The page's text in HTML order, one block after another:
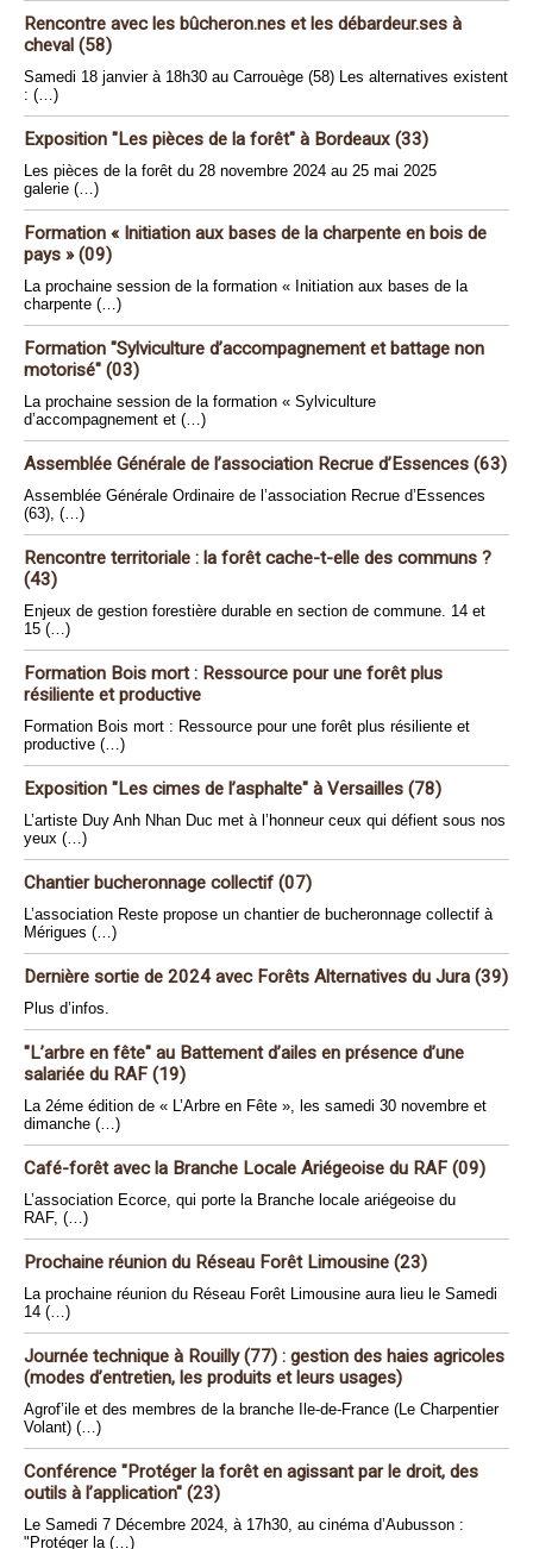
Rencontre avec les bûcheron.nes et les débardeur.ses à
cheval (58)
Samedi 18 janvier à 18h30 au Carrouège (58) Les alternatives existent
: (…)
Exposition "Les pièces de la forêt" à Bordeaux (33)
Les pièces de la forêt du 28 novembre 2024 au 25 mai 2025
galerie (…)
Formation « Initiation aux bases de la charpente en bois de
pays » (09)
La prochaine session de la formation « Initiation aux bases de la
charpente (…)
Formation "Sylviculture d’accompagnement et battage non
motorisé" (03)
La prochaine session de la formation « Sylviculture
d’accompagnement et (…)
Assemblée Générale de l’association Recrue d’Essences (63)
Assemblée Générale Ordinaire de l’association Recrue d’Essences
(63), (…)
Rencontre territoriale : la forêt cache-t-elle des communs ?
(43)
Enjeux de gestion forestière durable en section de commune. 14 et
15 (…)
Formation Bois mort : Ressource pour une forêt plus
résiliente et productive
Formation Bois mort : Ressource pour une forêt plus résiliente et
productive (…)
Exposition "Les cimes de l’asphalte" à Versailles (78)
L’artiste Duy Anh Nhan Duc met à l’honneur ceux qui défient sous nos
yeux (…)
Chantier bucheronnage collectif (07)
L’association Reste propose un chantier de bucheronnage collectif à
Mérigues (…)
Dernière sortie de 2024 avec Forêts Alternatives du Jura (39)
Plus d’infos.
"L’arbre en fête" au Battement d’ailes en présence d’une
salariée du RAF (19)
La 2éme édition de « L’Arbre en Fête », les samedi 30 novembre et
dimanche (…)
Café-forêt avec la Branche Locale Ariégeoise du RAF (09)
L’association Ecorce, qui porte la Branche locale ariégeoise du
RAF, (…)
Prochaine réunion du Réseau Forêt Limousine (23)
La prochaine réunion du Réseau Forêt Limousine aura lieu le Samedi
14 (…)
Journée technique à Rouilly (77) : gestion des haies agricoles
(modes d’entretien, les produits et leurs usages)
Agrof’ile et des membres de la branche Ile-de-France (Le Charpentier
Volant) (…)
Conférence "Protéger la forêt en agissant par le droit, des
outils à l’application" (23)
Le Samedi 7 Décembre 2024, à 17h30, au cinéma d’Aubusson :
"Protéger la (…)